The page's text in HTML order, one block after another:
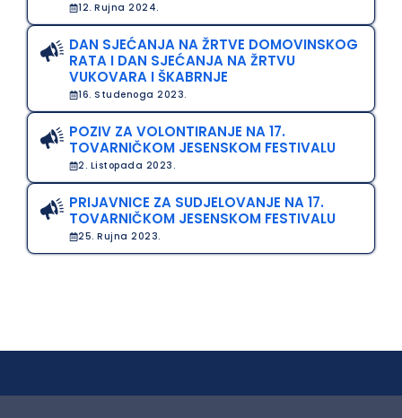
12. Rujna 2024.
DAN SJEĆANJA NA ŽRTVE DOMOVINSKOG
RATA I DAN SJEĆANJA NA ŽRTVU
VUKOVARA I ŠKABRNJE
16. Studenoga 2023.
POZIV ZA VOLONTIRANJE NA 17.
TOVARNIČKOM JESENSKOM FESTIVALU
2. Listopada 2023.
PRIJAVNICE ZA SUDJELOVANJE NA 17.
TOVARNIČKOM JESENSKOM FESTIVALU
25. Rujna 2023.